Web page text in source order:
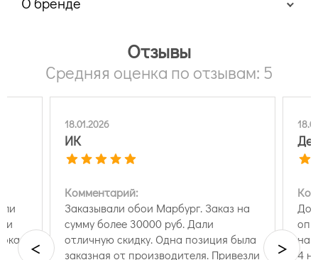
Отзывы
Средняя оценка по отзывам: 5
и
18.01.2026
ИК
Комментарий:
Заказывали обои Марбург. Заказ на
сумму более 30000 руб. Дали
отличную скидку. Одна позиция была
заказная от производителя. Привезли
4
< >